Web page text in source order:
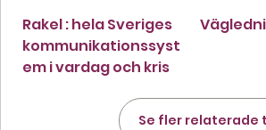
Rakel : hela Sveriges
kommunikationssyst
em i vardag och kris
Se fler relaterade